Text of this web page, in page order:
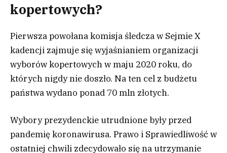
kopertowych?
Pierwsza powołana komisja śledcza w Sejmie X
kadencji zajmuje się wyjaśnianiem organizacji
wyborów kopertowych w maju 2020 roku, do
których nigdy nie doszło. Na ten cel z budżetu
państwa wydano ponad 70 mln złotych.
Wybory prezydenckie utrudnione były przed
pandemię koronawirusa. Prawo i Sprawiedliwość w
ostatniej chwili zdecydowało się na utrzymanie